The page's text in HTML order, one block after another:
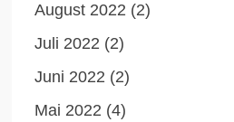
August 2022 (2)
Juli 2022 (2)
Juni 2022 (2)
Mai 2022 (4)